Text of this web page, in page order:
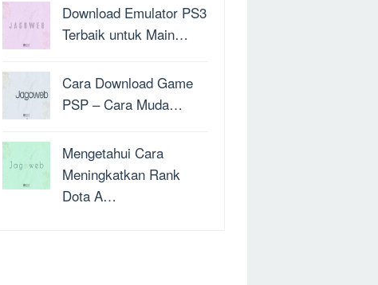
Download Emulator PS3
Terbaik untuk Main…
Cara Download Game
PSP – Cara Muda…
Mengetahui Cara
Meningkatkan Rank
Dota A…